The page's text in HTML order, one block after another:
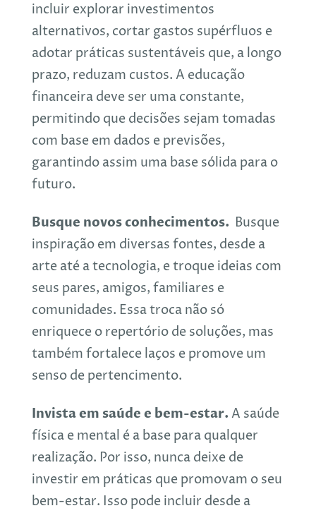
incluir explorar investimentos
alternativos, cortar gastos supérfluos e
adotar práticas sustentáveis que, a longo
prazo, reduzam custos. A educação
financeira deve ser uma constante,
permitindo que decisões sejam tomadas
com base em dados e previsões,
garantindo assim uma base sólida para o
futuro.
Busque novos conhecimentos. Busque
inspiração em diversas fontes, desde a
arte até a tecnologia, e troque ideias com
seus pares, amigos, familiares e
comunidades. Essa troca não só
enriquece o repertório de soluções, mas
também fortalece laços e promove um
senso de pertencimento.
Invista em saúde e bem-estar. A saúde
física e mental é a base para qualquer
realização. Por isso, nunca deixe de
investir em práticas que promovam o seu
bem-estar. Isso pode incluir desde a